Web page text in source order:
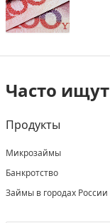
Часто ищут
Продукты
Микрозаймы
Банкротство
Займы в городах России